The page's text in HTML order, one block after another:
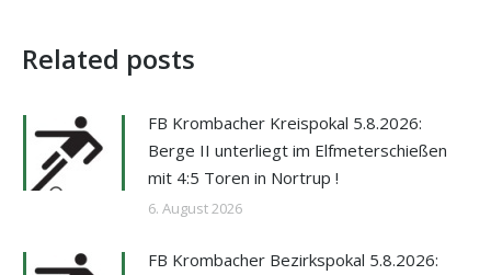
Related posts
FB Krombacher Kreispokal 5.8.2026:
Berge II unterliegt im Elfmeterschießen
mit 4:5 Toren in Nortrup !
6. August 2026
FB Krombacher Bezirkspokal 5.8.2026: